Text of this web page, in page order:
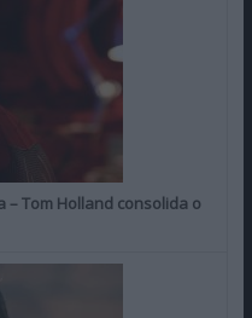
– Tom Holland consolida o